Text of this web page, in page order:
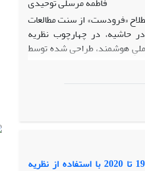
«فرودست» از سنت مطالعات
حاشیه، در چهارچوب نظریه
هوشمند، طراحی شده توسط
زنان بندری جنوب ایران،
فرودست امکان مقاومت در
نوین و هوشمند، طراحی شده
گسترده پوشیدنی‌های تعاملی
قدرت، درنقاب هوشمند «آیا
به محدود کردن سلطه
بررسی عناصر و شاخصه‌های موثردر طراحی پوشاک ورزشی زنان ایرانی از المپیک 1996 تا 2020 با استفاده از نظریه